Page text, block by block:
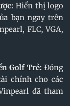
Hiển thị logo
bạn ngay trên
FLC, VGA,
Golf Trẻ: Đóng
chính cho các
đã tham